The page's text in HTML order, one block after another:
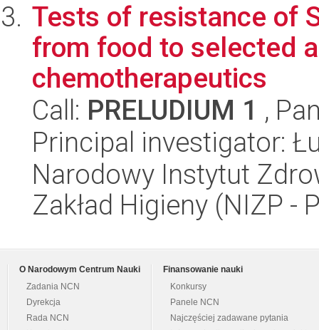
Tests of resistance of
from food to selected
chemotherapeutics
Call: PRELUDIUM 1 ,
Principal investigator:
Narodowy Instytut
Zakład Higieny (NIZP -
O Narodowym Centrum Nauki
Zadania NCN
Dyrekcja
Rada NCN
Finansowanie nauki
Konkursy
Panele NCN
Najczęściej zadawane pytania